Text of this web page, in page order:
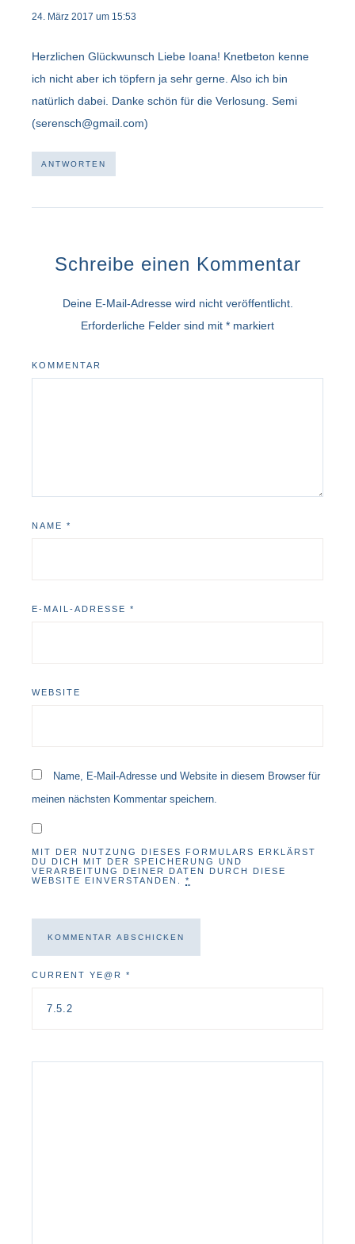
24. März 2017 um 15:53
Herzlichen Glückwunsch Liebe Ioana! Knetbeton kenne
ich nicht aber ich töpfern ja sehr gerne. Also ich bin
natürlich dabei. Danke schön für die Verlosung. Semi
(serensch@gmail.com)
ANTWORTEN
Schreibe einen Kommentar
Deine E-Mail-Adresse wird nicht veröffentlicht.
Erforderliche Felder sind mit * markiert
KOMMENTAR
NAME *
E-MAIL-ADRESSE *
WEBSITE
Name, E-Mail-Adresse und Website in diesem Browser für
meinen nächsten Kommentar speichern.
MIT DER NUTZUNG DIESES FORMULARS ERKLÄRST
DU DICH MIT DER SPEICHERUNG UND
VERARBEITUNG DEINER DATEN DURCH DIESE
WEBSITE EINVERSTANDEN. *
CURRENT YE@R *